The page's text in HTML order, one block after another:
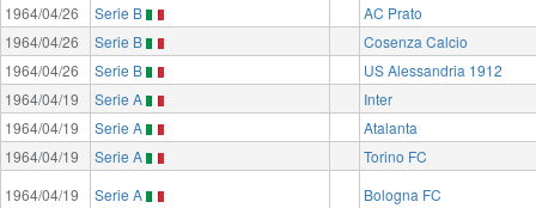
1964/04/26
Serie B
AC Prato
1964/04/26
Serie B
Cosenza Calcio
1964/04/26
Serie B
US Alessandria 1912
1964/04/19
Serie A
Inter
1964/04/19
Serie A
Atalanta
1964/04/19
Serie A
Torino FC
1964/04/19
Serie A
Bologna FC